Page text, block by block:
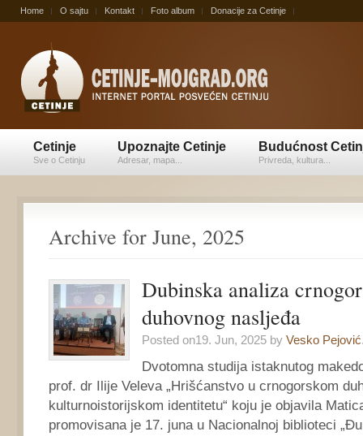
Home O sajtu Kontakt Foto album Donacije za Cetinje
Cetinje
Sve o Cetinju
Upoznajte Cetinje
Adresar, mapa...
Budućnost
Privreda, kultura...
Archive for June, 2025
Dubinska analiza
duhovnog nasljeđa
Posted on19. Jun, 2025 by Vesko Pejović
Dvotomna studija istaknutog
prof. dr Ilije Veleva „Hrišćanstvo u crnogorskom
kulturnoistorijskom identitetu“ koju je objavila
promovisana je 17. juna u Nacionalnoj biblioteci